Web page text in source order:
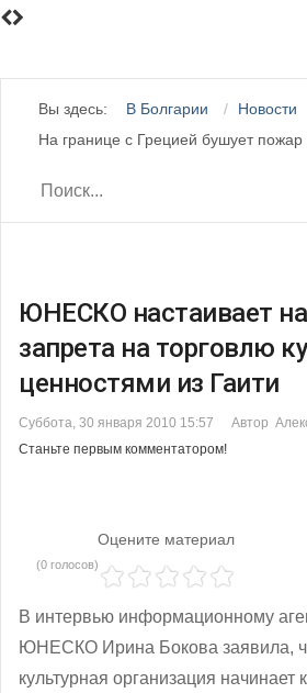
Вы здесь: В Болгарии
Новости
На границе с Грецией бушует пожар
ЮНЕСКО настаивает
запрета на торговлю
ценностями из Гаити
Суббота, 30 января 2010 15:57
Автор
Станьте первым комментатором!
Оцените материал
(0 голосов)
В интервью информационному
ЮНЕСКО Ирина Бокова заявила,
культурная организация